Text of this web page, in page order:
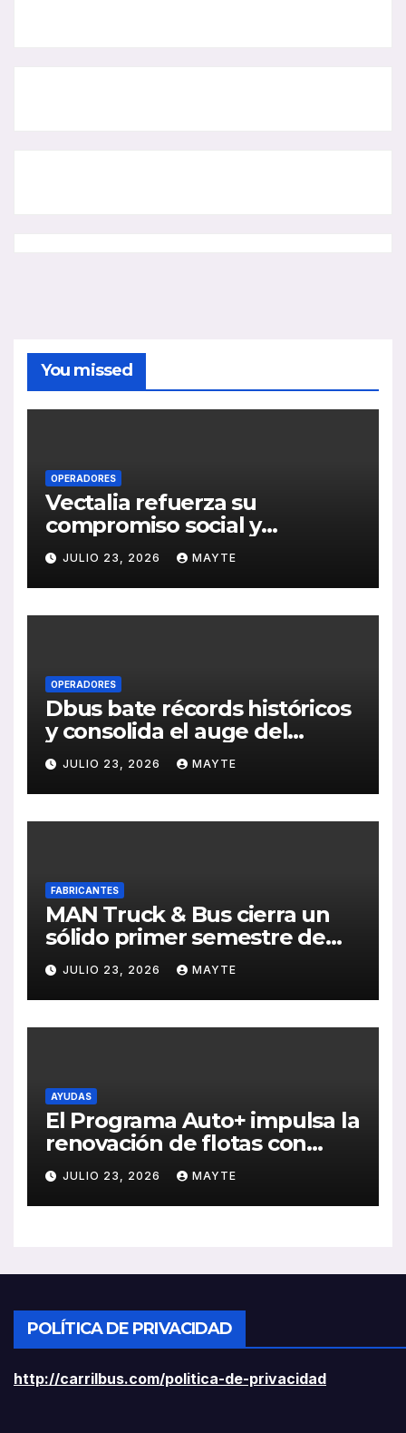
You missed
OPERADORES
Vectalia refuerza su
compromiso social y
medioambiental con la
publicación de su Memoria
de RSC 2025
JULIO 23, 2026 MAYTE
OPERADORES
Dbus bate récords históricos
y consolida el auge del
transporte público en San
Sebastián
JULIO 23, 2026 MAYTE
FABRICANTES
MAN Truck & Bus cierra un
sólido primer semestre de
2026 con crecimiento en
ventas, pedidos y
rentabilidad
JULIO 23, 2026 MAYTE
AYUDAS
El Programa Auto+ impulsa la
renovación de flotas con
ayudas a vehículos eléctricos
ligeros
JULIO 23, 2026 MAYTE
POLÍTICA DE PRIVACIDAD
http://carrilbus.com/politica-de-privacidad